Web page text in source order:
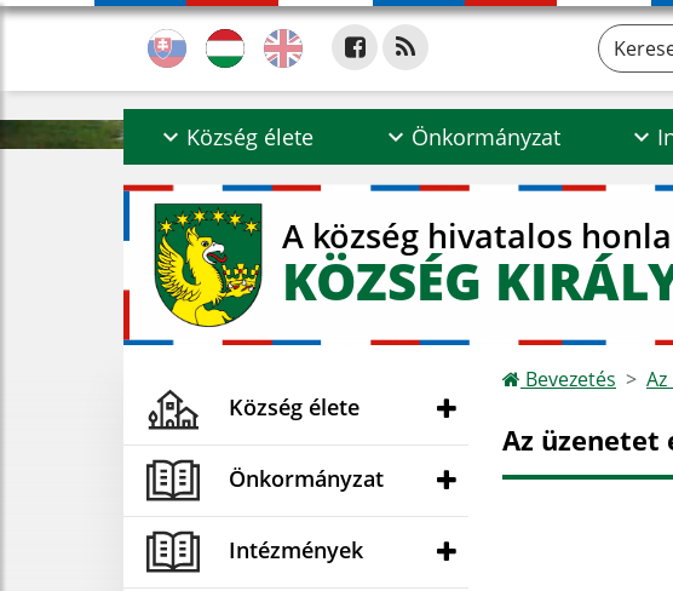
Község élete Önkormányzat
A község hivatalos
KÖZSÉG
Község élete
Önkormányzat
Intézmények
Bevezetés
Az